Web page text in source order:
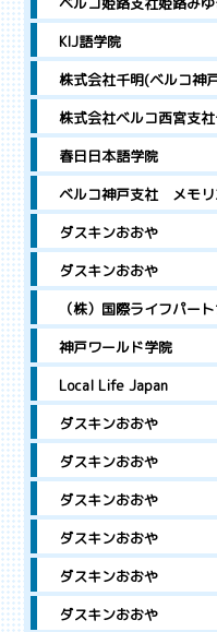
KIJ語学院
株式会社千明(ベルコ神
株式会社ベルコ西宮支
春日日本語学院
ベルコ神戸支社 メモリ
ダスキンおおや
ダスキンおおや
（株）国際ライフパー
神戸ワールド学院
Local Life Japan
ダスキンおおや
ダスキンおおや
ダスキンおおや
ダスキンおおや
ダスキンおおや
ダスキンおおや